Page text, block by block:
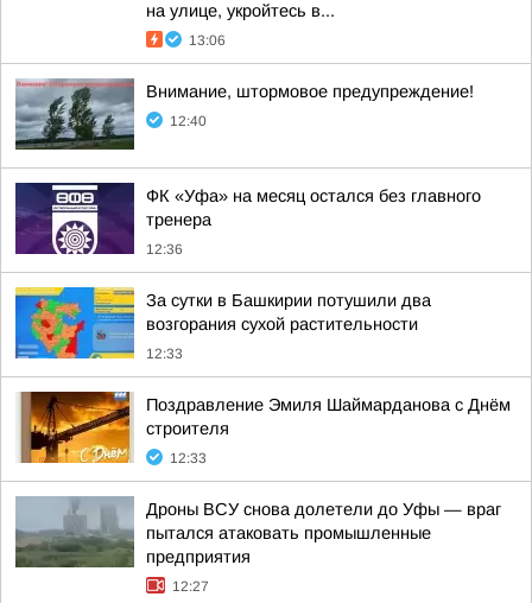
на улице, укройтесь в...
13:06
Внимание, штормовое предупреждение!
12:40
ФК «Уфа» на месяц остался без главного
тренера
12:36
За сутки в Башкирии потушили два
возгорания сухой растительности
12:33
Поздравление Эмиля Шаймарданова с Днём
строителя
12:33
Дроны ВСУ снова долетели до Уфы — враг
пытался атаковать промышленные
предприятия
12:27